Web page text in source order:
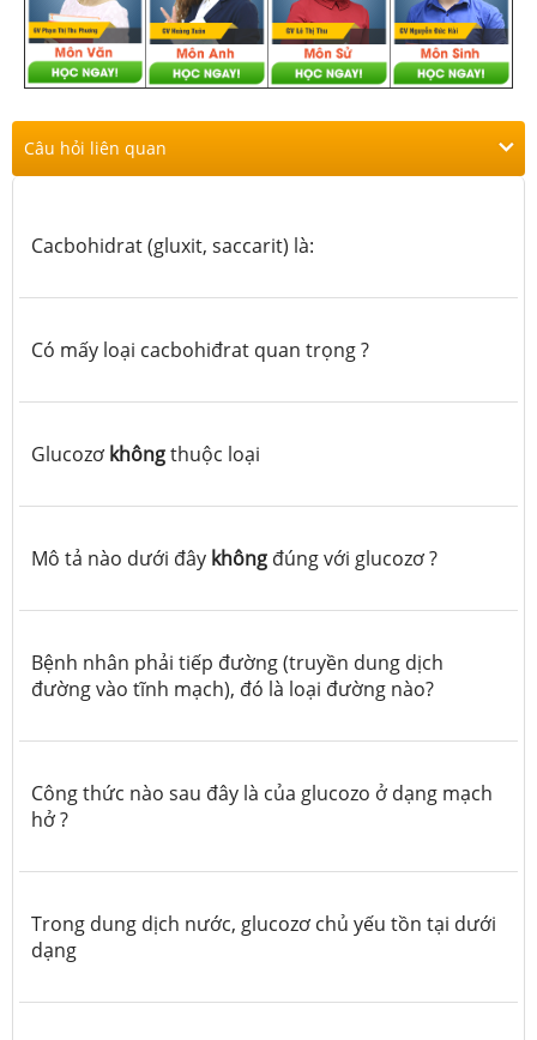
Câu hỏi liên quan
Cacbohidrat (gluxit, saccarit) là:
Có mấy loại cacbohiđrat quan trọng ?
Glucozơ khôngthuộc loại
Mô tả nào dưới đây không đúng với glucozơ ?
Bệnh nhân phải tiếp đường (truyền dung dịch
đường vào tĩnh mạch), đó là loại đường nào?
Công thức nào sau đây là của glucozo ở dạng mạch
hở ?
Trong dung dịch nước, glucozơ chủ yếu tồn tại dưới
dạng